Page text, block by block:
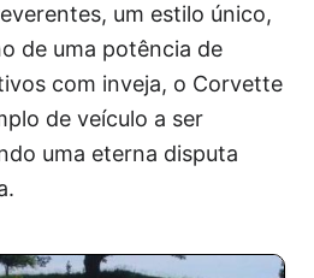
um estilo único,
de uma potência de
com inveja, o Corvette
de veículo a ser
uma eterna disputa